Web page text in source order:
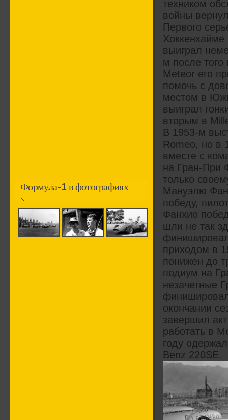
Формула-1 в фотографиях
техником
войны
Первого
выиграл
м после
Meteor его
помочь с
местом в
выиграл
вторым в
В 1953-м
Romeo, но в
вместе с
на Гран-При
только
Мануэлю
победу,
Фанхио
шли не так
приходом в
понижен до
подиум на
незачетные
окончании
завершил
работать в
году
Benz 220SE.